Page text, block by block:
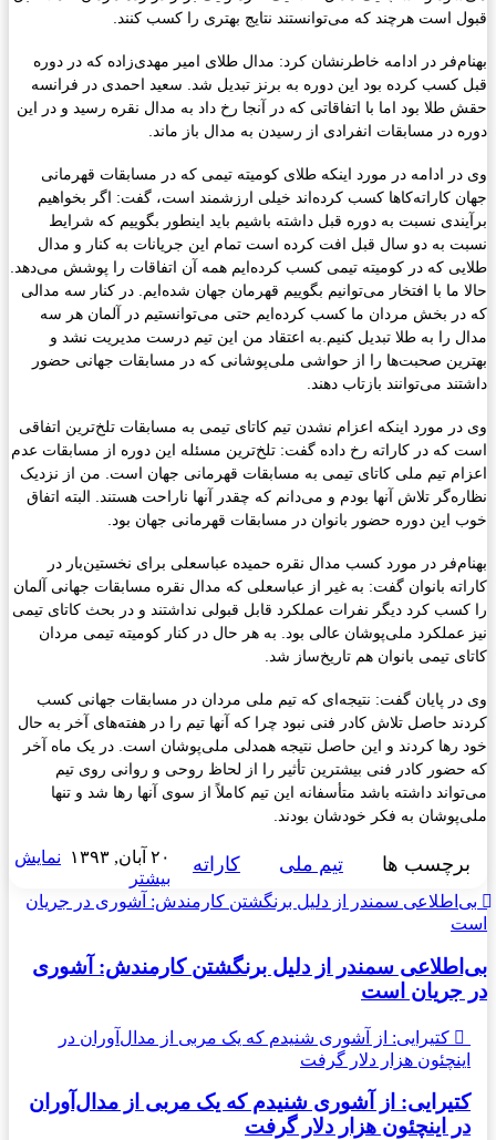
قبول است هرچند که می‌توانستند نتایج بهتری را کسب کنند.
بهنام‌فر در ادامه خاطرنشان کرد: مدال طلای امیر مهدی‌زاده که در دوره
قبل کسب کرده بود این دوره به برنز تبدیل شد. سعید احمدی در فرانسه
حقش طلا بود اما با اتفاقاتی که در آنجا رخ داد به مدال نقره رسید و در این
دوره در مسابقات انفرادی از رسیدن به مدال باز ماند.
وی در ادامه در مورد اینکه طلای کومیته تیمی که در مسابقات قهرمانی
جهان کاراته‌کاها کسب کرده‌اند خیلی ارزشمند است، گفت: اگر بخواهیم
برآیندی نسبت به دوره قبل داشته باشیم باید اینطور بگوییم که شرایط
نسبت به دو سال قبل افت کرده است تمام این جریانات به کنار و مدال
طلایی که در کومیته تیمی کسب کرده‌ایم همه آن اتفاقات را پوشش می‌دهد.
حالا ما با افتخار می‌توانیم بگوییم قهرمان جهان شده‌ایم. در کنار سه مدالی
که در بخش مردان ما کسب کرده‌ایم حتی می‌توانستیم در آلمان هر سه
مدال را به طلا تبدیل کنیم.به اعتقاد من این تیم درست مدیریت نشد و
بهترین صحبت‌ها را از حواشی ملی‌پوشانی که در مسابقات جهانی حضور
داشتند می‌توانند بازتاب دهند.
وی در مورد اینکه اعزام نشدن تیم کاتای تیمی به مسابقات تلخ‌ترین اتفاقی
است که در کاراته رخ داده گفت: تلخ‌ترین مسئله این دوره از مسابقات عدم
اعزام تیم ملی کاتای تیمی به مسابقات قهرمانی جهان است. من از نزدیک
نظاره‌گر تلاش آنها بودم و می‌دانم که چقدر آنها ناراحت هستند. البته اتفاق
خوب این دوره حضور بانوان در مسابقات قهرمانی جهان بود.
بهنام‌فر در مورد کسب مدال نقره حمیده عباسعلی برای نخستین‌بار در
کاراته بانوان گفت:‌ به غیر از عباسعلی که مدال نقره مسابقات جهانی آلمان
را کسب کرد دیگر نفرات عملکرد قابل قبولی نداشتند و در بحث کاتای تیمی
نیز عملکرد ملی‌پوشان عالی بود. به هر حال در کنار کومیته تیمی مردان
کاتای تیمی بانوان هم تاریخ‌ساز شد.
وی در پایان گفت:‌ نتیجه‌ای که تیم ملی مردان در مسابقات جهانی کسب
کردند حاصل تلاش کادر فنی نبود چرا که آنها تیم را در هفته‌های آخر به حال
خود رها کردند و این حاصل نتیجه همدلی ملی‌پوشان است. در یک ماه آخر
که حضور کادر فنی بیشترین تأثیر را از لحاظ روحی و روانی روی تیم
می‌تواند داشته باشد متأسفانه این تیم کاملاً از سوی آنها رها شد و تنها
ملی‌پوشان به فکر خودشان بودند.
برچسب ها تیم ملی کاراته ۲۰ آبان, ۱۳۹۳
نمایش
بیشتر
بی‌اطلاعی سمندر از دلیل برنگشتن کارمندش: آشوری در جریان
است
بی‌اطلاعی سمندر از دلیل برنگشتن کارمندش: آشوری
در جریان است
کتیرایی: از آشوری شنیدم که یک مربی از مدال‌آوران در
اینچئون هزار دلار گرفت
کتیرایی: از آشوری شنیدم که یک مربی از مدال‌آوران
در اینچئون هزار دلار گرفت